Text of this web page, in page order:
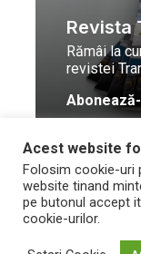
Revista
Rămâi la
revistei
© Toate
rezervate Trafic
2026
Acest website
Folosim cookie-uri
website tinand
pe butonul accept
cookie-urilor.